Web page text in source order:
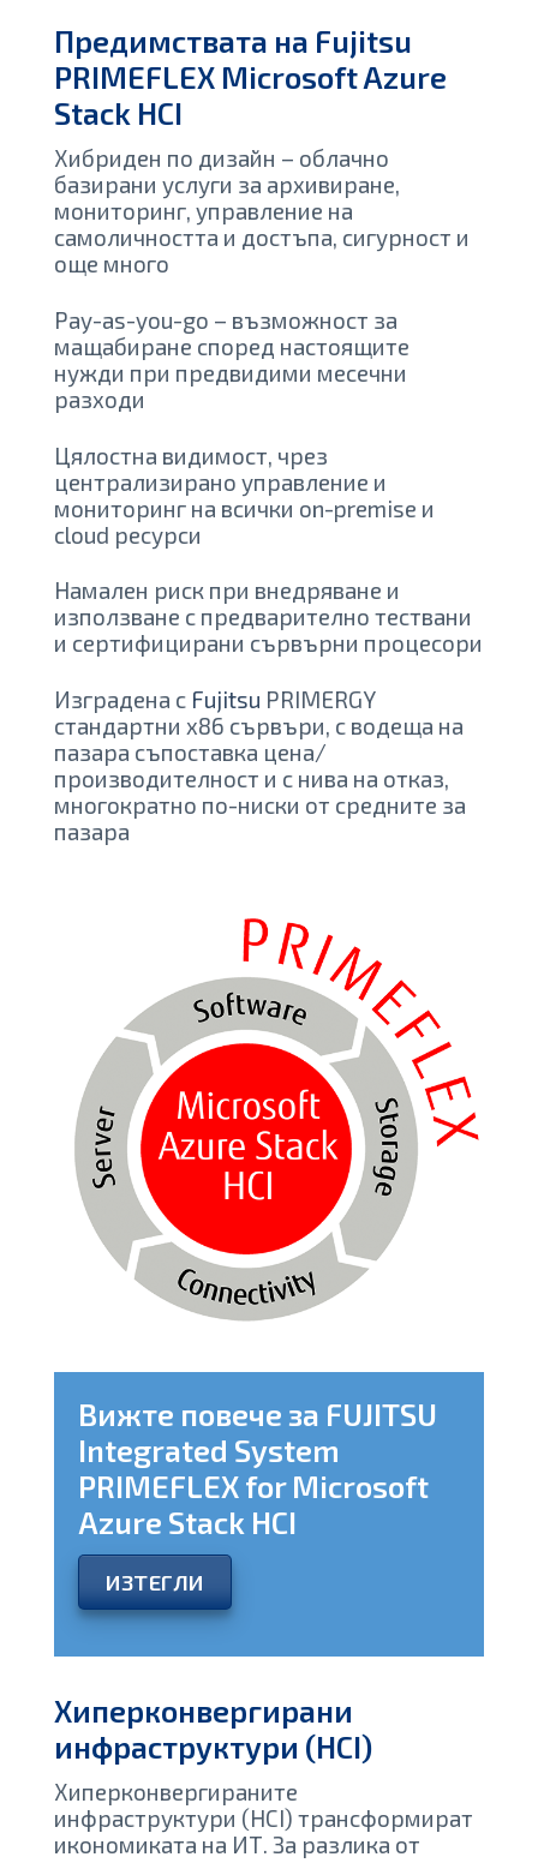
Предимствата на Fujitsu
PRIMEFLEX Microsoft Azure
Stack HCI
Хибриден по дизайн – облачно
базирани услуги за архивиране,
мониторинг, управление на
самоличността и достъпа, сигурност и
още много
Pay-as-you-go – възможност за
мащабиране според настоящите
нужди при предвидими месечни
разходи
Цялостна видимост, чрез
централизирано управление и
мониторинг на всички on-premise и
cloud ресурси
Намален риск при внедряване и
използване с предварително тествани
и сертифицирани сървърни процесори
Изградена с Fujitsu PRIMERGY
стандартни х86 сървъри, с водеща на
пазара съпоставка цена/
производителност и с нива на отказ,
многократно по-ниски от средните за
пазара
Вижте повече за FUJITSU
Integrated System
PRIMEFLEX for Microsoft
Azure Stack HCI
ИЗТЕГЛИ
Хиперконвергирани
инфраструктури (HCI)
Хиперконвергираните
инфраструктури (HCI) трансформират
икономиката на ИТ. За разлика от